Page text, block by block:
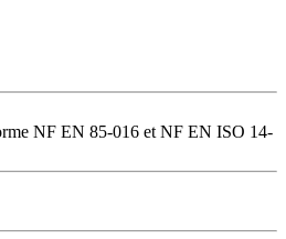
NF EN 85-016 et NF EN ISO 14-